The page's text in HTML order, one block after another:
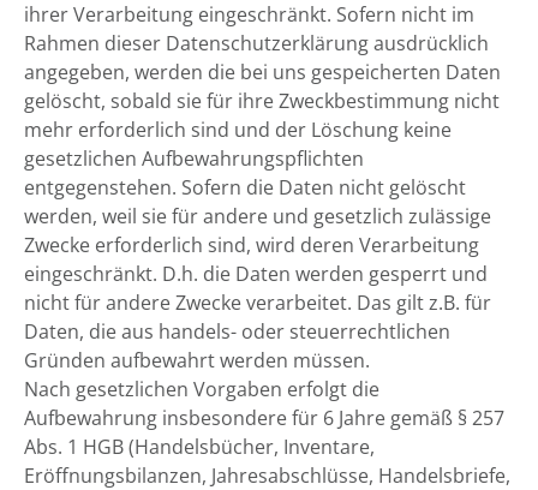
ihrer Verarbeitung eingeschränkt. Sofern nicht im
Rahmen dieser Datenschutzerklärung ausdrücklich
angegeben, werden die bei uns gespeicherten Daten
gelöscht, sobald sie für ihre Zweckbestimmung nicht
mehr erforderlich sind und der Löschung keine
gesetzlichen Aufbewahrungspflichten
entgegenstehen. Sofern die Daten nicht gelöscht
werden, weil sie für andere und gesetzlich zulässige
Zwecke erforderlich sind, wird deren Verarbeitung
eingeschränkt. D.h. die Daten werden gesperrt und
nicht für andere Zwecke verarbeitet. Das gilt z.B. für
Daten, die aus handels- oder steuerrechtlichen
Gründen aufbewahrt werden müssen.
Nach gesetzlichen Vorgaben erfolgt die
Aufbewahrung insbesondere für 6 Jahre gemäß § 257
Abs. 1 HGB (Handelsbücher, Inventare,
Eröffnungsbilanzen, Jahresabschlüsse, Handelsbriefe,